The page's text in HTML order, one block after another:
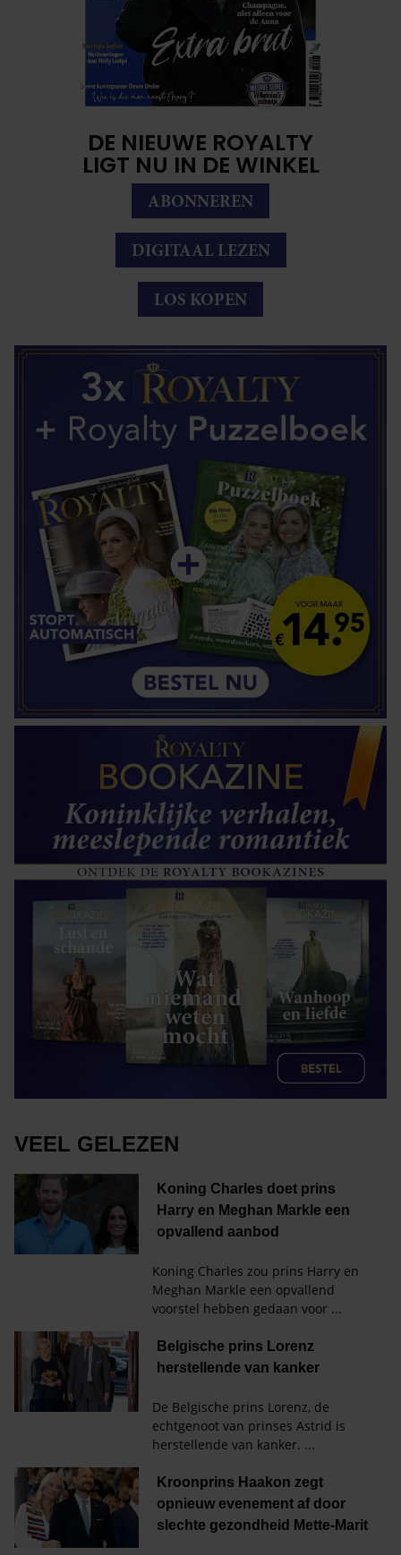
DE NIEUWE ROYALTY
LIGT NU IN DE WINKEL
ABONNEREN
DIGITAAL LEZEN
LOS KOPEN